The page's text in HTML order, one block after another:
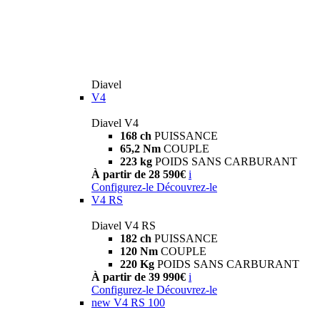
Diavel
V4
Diavel V4
168 ch PUISSANCE
65,2 Nm COUPLE
223 kg POIDS SANS CARBURANT
À partir de 28 590€ i
Configurez-le Découvrez-le
V4 RS
Diavel V4 RS
182 ch PUISSANCE
120 Nm COUPLE
220 Kg POIDS SANS CARBURANT
À partir de 39 990€ i
Configurez-le Découvrez-le
new V4 RS 100